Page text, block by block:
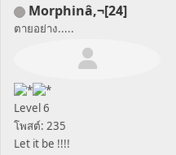
Morphinâ‚¬[24]
ตายอย่าง.....
Level 6
โพสต์: 235
Let it be !!!!